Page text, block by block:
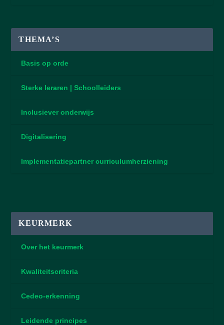
THEMA’S
Basis op orde
Sterke leraren | Schoolleiders
Inclusiever onderwijs
Digitalisering
Implementatiepartner curriculumherziening
KEURMERK
Over het keurmerk
Kwaliteitscriteria
Cedeo-erkenning
Leidende principes